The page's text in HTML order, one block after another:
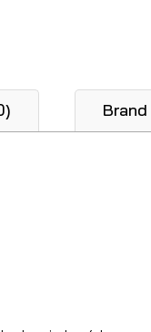
Brand